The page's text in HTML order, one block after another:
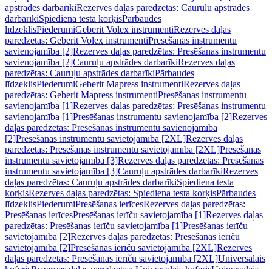
apstrādes darbarīkiRezerves daļas paredzētas: Cauruļu apstrādes
darbarīkiSpiediena testa korķisPārbaudes
līdzeklisPiederumiGeberit Volex instrumentiRezerves daļas
paredzētas: Geberit Volex instrumentiPresēšanas instrumentu
savienojamība [2]Rezerves daļas paredzētas: Presēšanas instrumentu
savienojamība [2]Cauruļu apstrādes darbarīkiRezerves daļas
paredzētas: Cauruļu apstrādes darbarīkiPārbaudes
līdzeklisPiederumiGeberit Mapress instrumentiRezerves daļas
paredzētas: Geberit Mapress instrumentiPresēšanas instrumentu
savienojamība [1]Rezerves daļas paredzētas: Presēšanas instrumentu
savienojamība [1]Presēšanas instrumentu savienojamība [2]Rezerves
daļas paredzētas: Presēšanas instrumentu savienojamība
[2]Presēšanas instrumentu savietojamība [2XL]Rezerves daļas
paredzētas: Presēšanas instrumentu savietojamība [2XL]Presēšanas
instrumentu savietojamība [3]Rezerves daļas paredzētas: Presēšanas
instrumentu savietojamība [3]Cauruļu apstrādes darbarīkiRezerves
daļas paredzētas: Cauruļu apstrādes darbarīkiSpiediena testa
korķisRezerves daļas paredzētas: Spiediena testa korķisPārbaudes
līdzeklisPiederumiPresēšanas ierīcesRezerves daļas paredzētas:
Presēšanas ierīcesPresēšanas ierīču savietojamība [1]Rezerves daļas
paredzētas: Presēšanas ierīču savietojamība [1]Presēšanas ierīču
savietojamība [2]Rezerves daļas paredzētas: Presēšanas ierīču
savietojamība [2]Presēšanas ierīču savietojamība [2XL]Rezerves
daļas paredzētas: Presēšanas ierīču savietojamība [2XL]Universālais